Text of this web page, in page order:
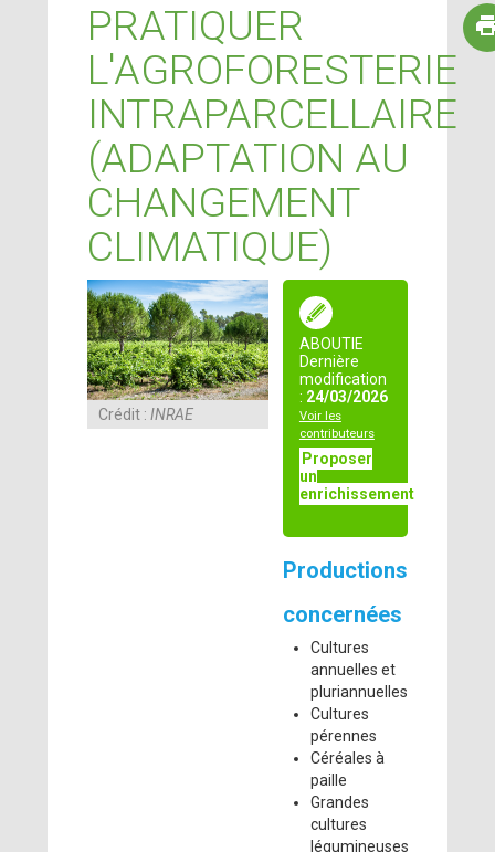
PRATIQUER
L'AGROFORESTERIE
INTRAPARCELLAIRE
(ADAPTATION AU
CHANGEMENT
CLIMATIQUE)
ABOUTIE
Dernière
modification
: 24/03/2026
Voir les
contributeurs
Proposer
un
enrichissement
Productions
concernées
Cultures
annuelles et
pluriannuelles
Cultures
pérennes
Céréales à
paille
Grandes
cultures
légumineuses
Crédit :INRAE